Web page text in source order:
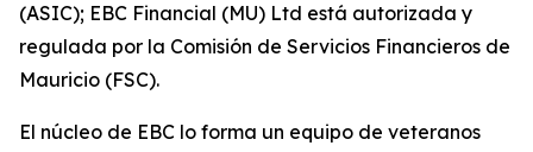
(ASIC); EBC Financial (MU) Ltd está autorizada y
regulada por la Comisión de Servicios Financieros de
Mauricio (FSC).
El núcleo de EBC lo forma un equipo de veteranos